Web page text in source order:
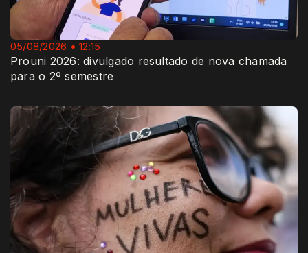
05/08/2026 • 12:15
Prouni 2026: divulgado resultado de nova chamada
para o 2º semestre